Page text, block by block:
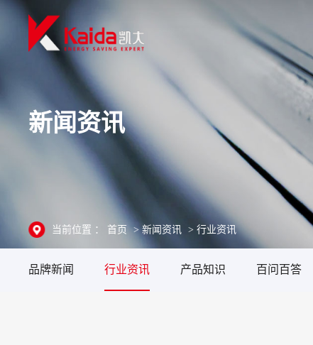
新闻资讯
当前位置 ： 首页 >新闻资讯 >行业资讯
品牌新闻 行业资讯 产品知识 百问百答